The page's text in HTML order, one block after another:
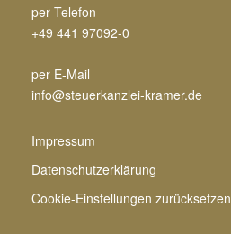
per Telefon
+49 441 97092-0
per E-Mail
info@steuerkanzlei-kramer.de
Impressum
Datenschutzerklärung
Cookie-Einstellungen zurücksetzen